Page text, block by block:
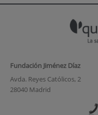
Fundación Jiménez Díaz
Avda. Reyes Católicos, 2
28040 Madrid